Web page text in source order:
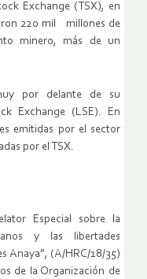
Exchange (TSX), en
220 mil millones de
minero, más de un
por delante de su
Exchange (LSE). En
emitidas por el sector
por el TSX.
Especial sobre la
y las libertades
Anaya”, (A/HRC/18/35)
de la Organización de